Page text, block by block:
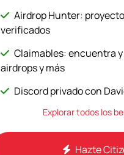
Airdrop Hunter:
verificados
Claimables: encuentra
airdrops y más
Discord privado con
Explorar todos los
Hazte